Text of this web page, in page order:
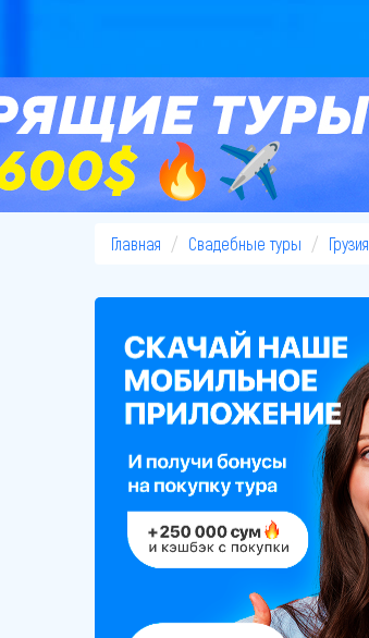
Главная Свадебные туры Грузия